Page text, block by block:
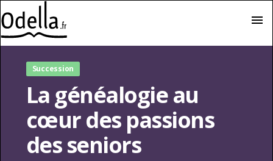
menu
Succession
La généalogie au
cœur des passions
des seniors